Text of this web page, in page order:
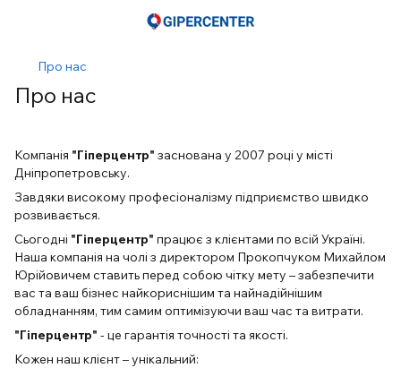
Про нас
Про нас
Компанія "Гіперцентр" заснована у 2007 році у місті
Дніпропетровську.
Завдяки високому професіоналізму підприємство швидко
розвивається.
Сьогодні "Гіперцентр" працює з клієнтами по всій Україні.
Наша компанія на чолі з директором Прокопчуком Михайлом
Юрійовичем ставить перед собою чітку мету – забезпечити
вас та ваш бізнес найкориснішим та найнадійнішим
обладнанням, тим самим оптимізуючи ваш час та витрати.
"Гіперцентр" - це гарантія точності та якості.
Кожен наш клієнт – унікальний: